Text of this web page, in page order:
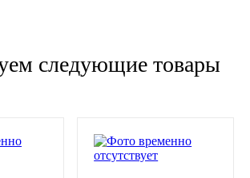
следующие товары